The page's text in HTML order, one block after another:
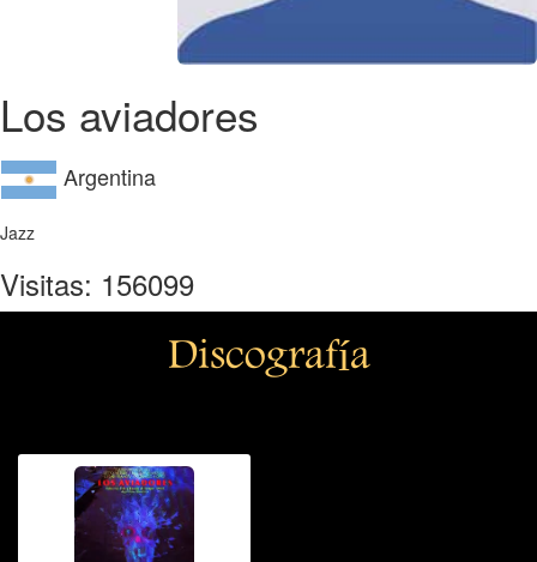
Los aviadores
Argentina
Jazz
Visitas: 156099
Discografía